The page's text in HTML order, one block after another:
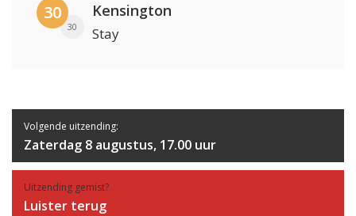
30
30
Kensington
Stay
Volgende uitzending:
Zaterdag 8 augustus, 17.00 uur
Uitzending gemist?
Luister terug